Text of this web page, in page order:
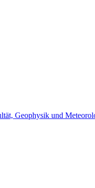
Geophysik und